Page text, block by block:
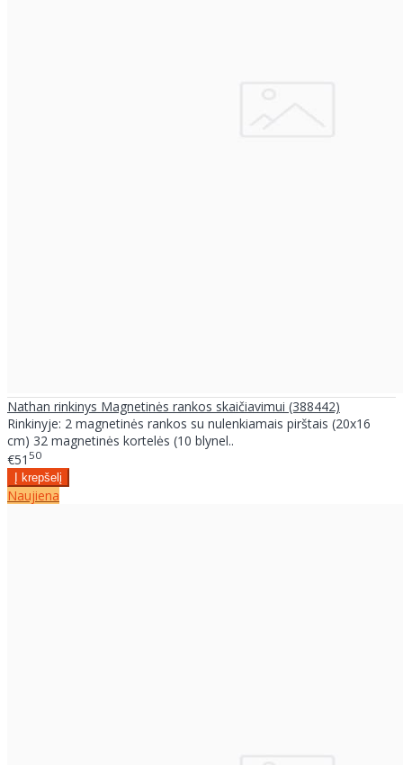
Nathan rinkinys Magnetinės rankos skaičiavimui (388442)
Rinkinyje: 2 magnetinės rankos su nulenkiamais pirštais (20x16
cm) 32 magnetinės kortelės (10 blynel..
€51 50
Naujiena